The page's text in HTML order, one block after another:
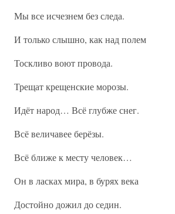
Мы все исчезнем без следа.
И только слышно, как над полем
Тоскливо воют провода.
Трещат крещенские морозы.
Идёт народ… Всё глубже снег.
Всё величавее берёзы.
Всё ближе к месту человек…
Он в ласках мира, в бурях века
Достойно дожил до седин.